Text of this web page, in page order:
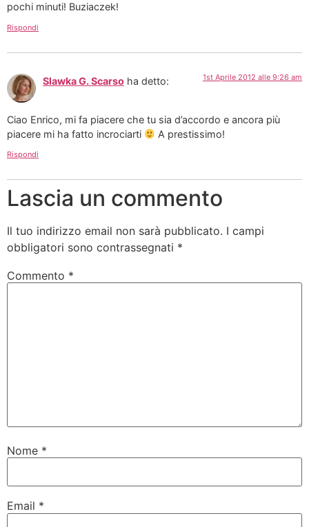
pochi minuti! Buziaczek!
Rispondi
Slawka G. Scarso ha detto: 1st Aprile 2012 alle 9:26 am
Ciao Enrico, mi fa piacere che tu sia d’accordo e ancora più
piacere mi ha fatto incrociarti
A prestissimo!
Rispondi
Lascia un commento
Il tuo indirizzo email non sarà pubblicato. I campi
obbligatori sono contrassegnati *
Commento *
Nome *
Email *